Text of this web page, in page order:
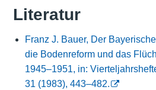
Literatur
Franz J. Bauer, Der
die Bodenreform und das
1945–1951, in:
31 (1983), 443–482.